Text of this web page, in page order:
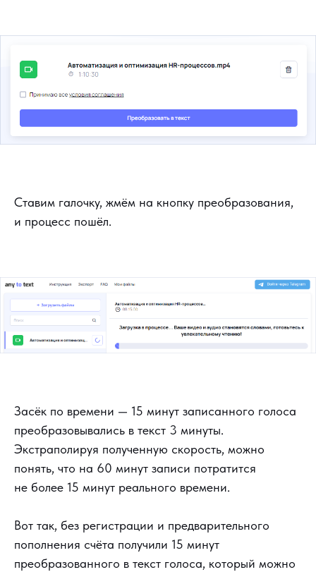
Ставим галочку, жмём на кнопку преобразования,
и процесс пошёл.
Засёк по времени — 15 минут записанного голоса
преобразовывались в текст 3 минуты.
Экстраполируя полученную скорость, можно
понять, что на 60 минут записи потратится
не более 15 минут реального времени.
Вот так, без регистрации и предварительного
пополнения счёта получили 15 минут
преобразованного в текст голоса, который можно